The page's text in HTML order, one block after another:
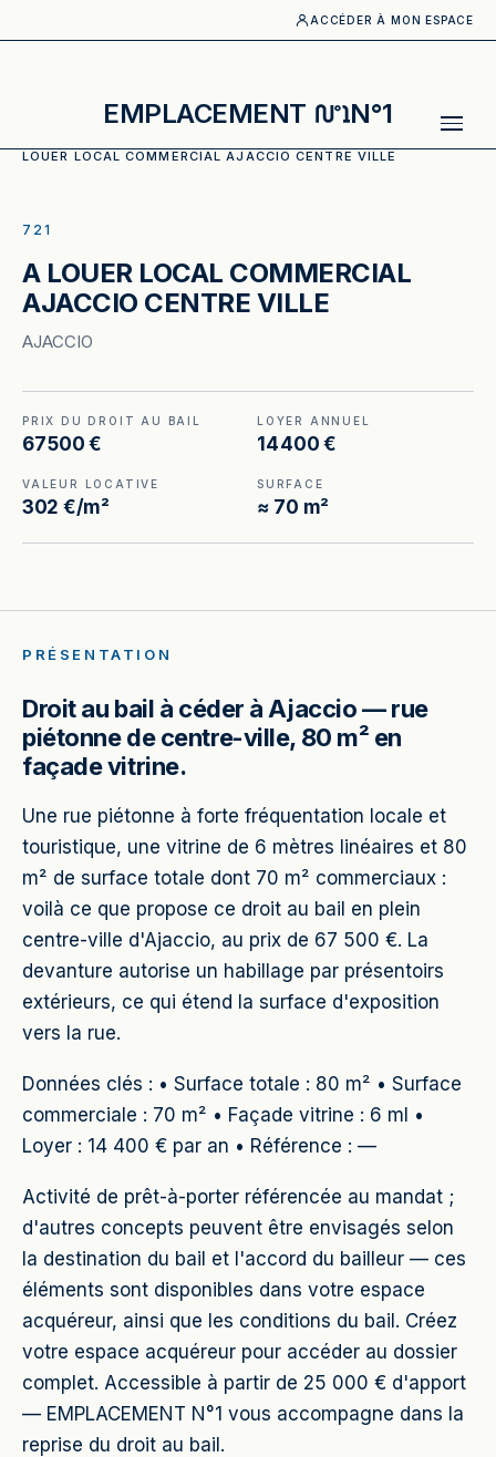
ACCÉDER À MON ESPACE
EMPLACEMENT N°1
LOUER LOCAL COMMERCIAL AJACCIO CENTRE VILLE
721
A LOUER LOCAL COMMERCIAL
AJACCIO CENTRE VILLE
AJACCIO
PRIX DU DROIT AU BAIL
67 500 €
LOYER ANNUEL
14 400 €
VALEUR LOCATIVE
302 €/m²
SURFACE
≈ 70 m²
PRÉSENTATION
Droit au bail à céder à Ajaccio — rue
piétonne de centre-ville, 80 m² en
façade vitrine.
Une rue piétonne à forte fréquentation locale et
touristique, une vitrine de 6 mètres linéaires et 80
m² de surface totale dont 70 m² commerciaux :
voilà ce que propose ce droit au bail en plein
centre-ville d'Ajaccio, au prix de 67 500 €. La
devanture autorise un habillage par présentoirs
extérieurs, ce qui étend la surface d'exposition
vers la rue.
Données clés : • Surface totale : 80 m² • Surface
commerciale : 70 m² • Façade vitrine : 6 ml •
Loyer : 14 400 € par an • Référence : —
Activité de prêt-à-porter référencée au mandat ;
d'autres concepts peuvent être envisagés selon
la destination du bail et l'accord du bailleur — ces
éléments sont disponibles dans votre espace
acquéreur, ainsi que les conditions du bail. Créez
votre espace acquéreur pour accéder au dossier
complet. Accessible à partir de 25 000 € d'apport
— EMPLACEMENT N°1 vous accompagne dans la
reprise du droit au bail.